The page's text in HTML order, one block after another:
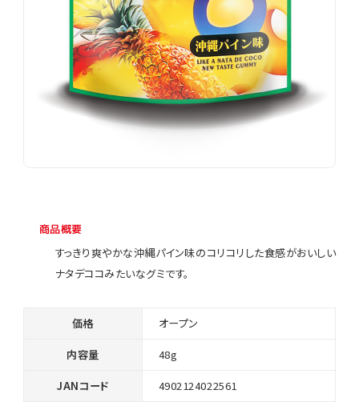
商品概要
すっきり爽やかな沖縄パイン味のコリコリした食感がおいしい
ナタデココみたいなグミです。
価格 オープン
内容量 48g
JANコード 4902124022561